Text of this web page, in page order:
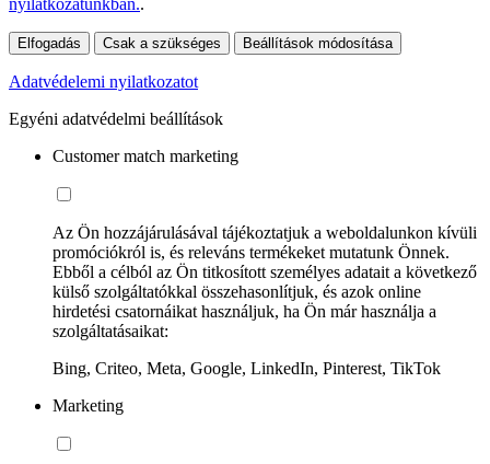
nyilatkozatunkban..
Elfogadás Csak a szükséges Beállítások módosítása
Adatvédelemi nyilatkozatot
Egyéni adatvédelmi beállítások
Customer match marketing
Az Ön hozzájárulásával tájékoztatjuk a weboldalunkon kívüli
promóciókról is, és releváns termékeket mutatunk Önnek.
Ebből a célból az Ön titkosított személyes adatait a következő
külső szolgáltatókkal összehasonlítjuk, és azok online
hirdetési csatornáikat használjuk, ha Ön már használja a
szolgáltatásaikat:
Bing, Criteo, Meta, Google, LinkedIn, Pinterest, TikTok
Marketing